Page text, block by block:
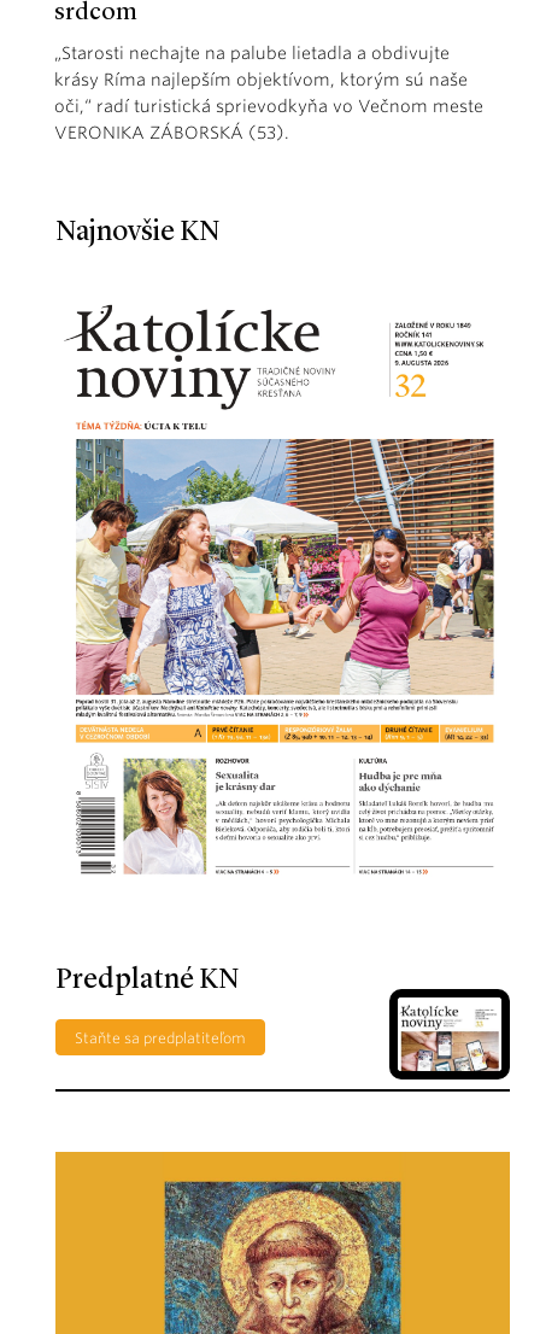
srdcom
„Starosti nechajte na palube lietadla a obdivujte
krásy Ríma najlepším objektívom, ktorým sú naše
oči,“ radí turistická sprievodkyňa vo Večnom meste
VERONIKA ZÁBORSKÁ (53).
Najnovšie KN
Predplatné KN
Staňte sa predplatiteľom